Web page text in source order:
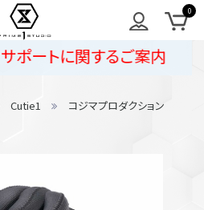
トに関するご案内
Cutie1
コジマプロダクション